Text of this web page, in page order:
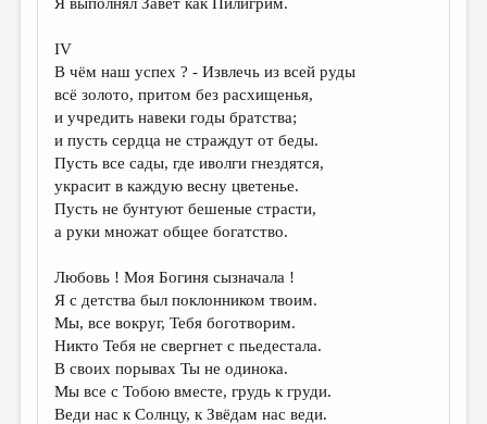
IV
В чём наш успех ? - Извлечь из всей руды
всё золото, притом без расхищенья,
и учредить навеки годы братства;
и пусть сердца не страждут от беды.
Пусть все сады, где иволги гнездятся,
украсит в каждую весну цветенье.
Пусть не бунтуют бешеные страсти,
а руки множат общее богатство.
Любовь ! Моя Богиня сызначала !
Я с детства был поклонником твоим.
Мы, все вокруг, Тебя боготворим.
Никто Тебя не свергнет с пьедестала.
В своих порывах Ты не одинока.
Мы все с Тобою вместе, грудь к груди.
Веди нас к Солнцу, к Звёдам нас веди.